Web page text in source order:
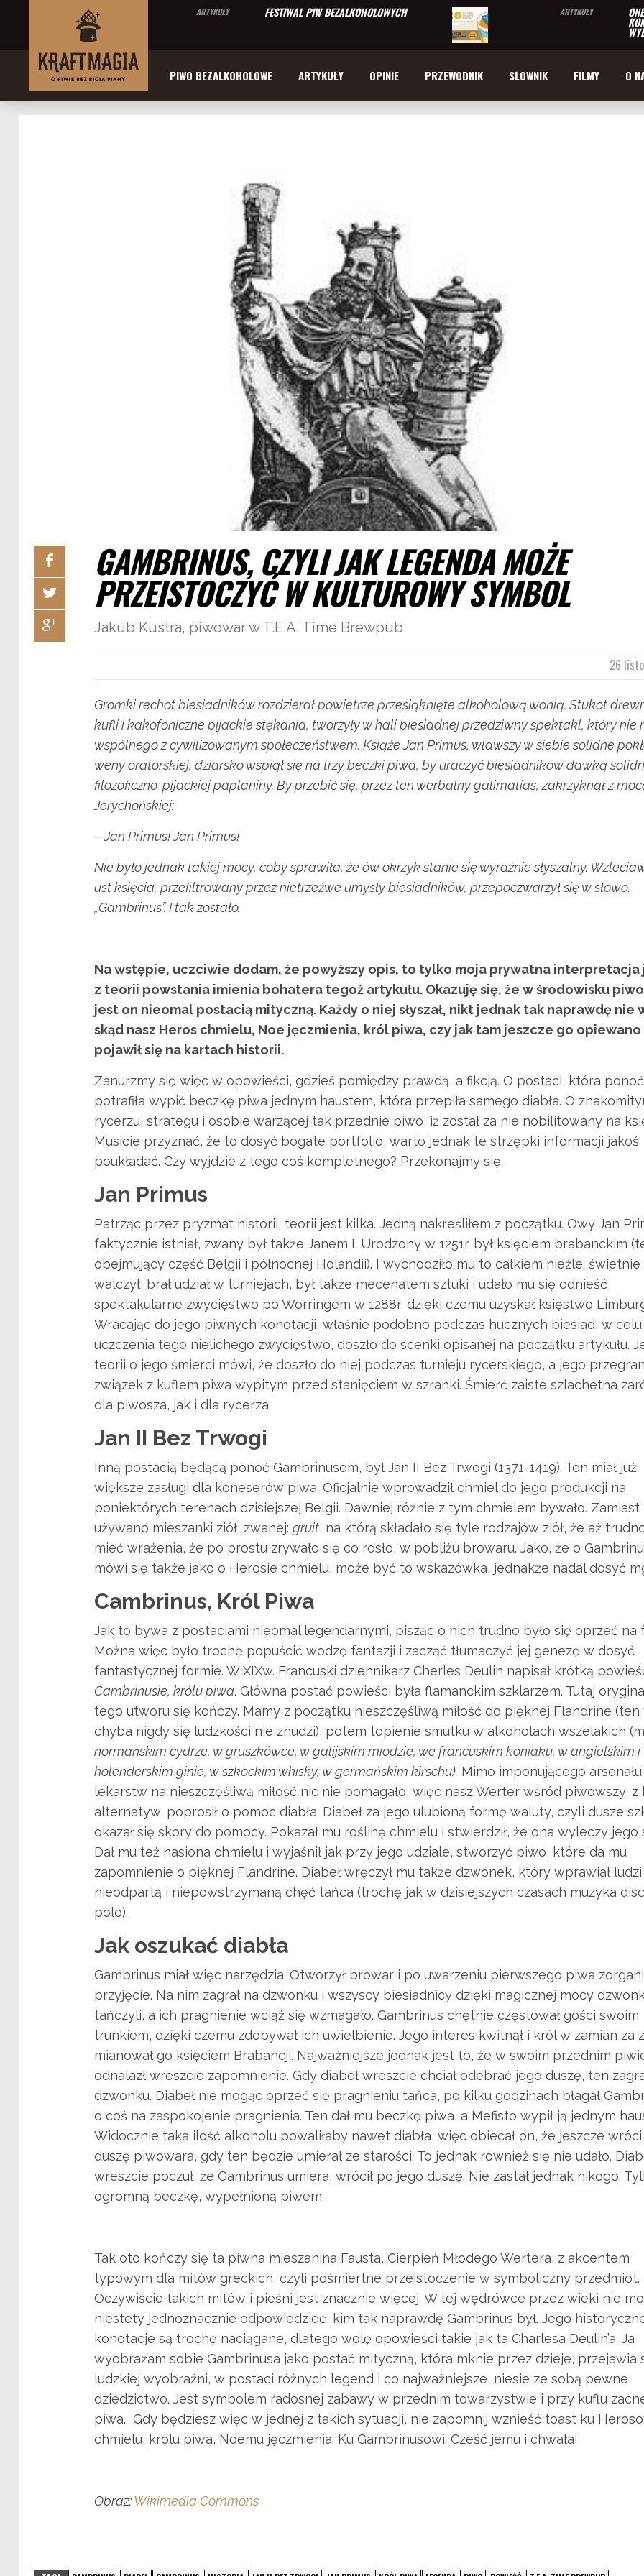
ARTYKUŁY FESTIWAL PIW BEZALKOHOLOWYCH ARTYKUŁY
PIWO BEZALKOHOLOWE ARTYKUŁY OPINIE PRZEWODNIK SŁOWNIK FILMY O
GAMBRINUS, CZYLI JAK LEGENDA MOŻE
PRZEISTOCZYĆ W KULTUROWY SYMBOL
Jakub Kustra, piwowar w T.E.A. Time Brewpub
26
Gromki rechot biesiadników rozdzierał powietrze przesiąknięte alkoholową wonią. Stukot
kufli i kakofoniczne pijackie stękania, tworzyły w hali biesiadnej przedziwny spektakl, który nie
wspólnego z cywilizowanym społeczeństwem. Książe Jan Primus, wlawszy w siebie solidne
weny oratorskiej, dziarsko wspiął się na trzy beczki piwa, by uraczyć biesiadników dawką
filozoficzno-pijackiej paplaniny. By przebić się, przez ten werbalny galimatias, zakrzyknął z
Jerychońskiej:
– Jan Primus! Jan Primus!
Nie było jednak takiej mocy, coby sprawiła, że ów okrzyk stanie się wyraźnie słyszalny.
ust księcia, przefiltrowany przez nietrzeźwe umysły biesiadników, przepoczwarzył się w słowo:
„Gambrinus”. I tak zostało.
Na wstępie, uczciwie dodam, że powyższy opis, to tylko moja prywatna interpretacja
z teorii powstania imienia bohatera tegoż artykułu. Okazuję się, że w środowisku
jest on nieomal postacią mityczną. Każdy o niej słyszał, nikt jednak tak naprawdę nie
skąd nasz Heros chmielu, Noe jęczmienia, król piwa, czy jak tam jeszcze go opiewano
pojawił się na kartach historii.
Zanurzmy się więc w opowieści, gdzieś pomiędzy prawdą, a fikcją. O postaci, która ponoć
potrafiła wypić beczkę piwa jednym haustem, która przepiła samego diabła. O
rycerzu, strategu i osobie warzącej tak przednie piwo, iż został za nie nobilitowany na
Musicie przyznać, że to dosyć bogate portfolio, warto jednak te strzępki informacji jakoś
poukładać. Czy wyjdzie z tego coś kompletnego? Przekonajmy się.
Jan Primus
Patrząc przez pryzmat historii, teorii jest kilka. Jedną nakreśliłem z początku. Owy Jan
faktycznie istniał, zwany był także Janem I. Urodzony w 1251r. był księciem brabanckim
obejmujący część Belgii i północnej Holandii). I wychodziło mu to całkiem nieźle; świetnie
walczył, brał udział w turniejach, był także mecenatem sztuki i udało mu się odnieść
spektakularne zwycięstwo po Worringem w 1288r, dzięki czemu uzyskał księstwo
Wracając do jego piwnych konotacji, właśnie podobno podczas hucznych biesiad, w celu
uczczenia tego nielichego zwycięstwo, doszło do scenki opisanej na początku artykułu.
teorii o jego śmierci mówi, że doszło do niej podczas turnieju rycerskiego, a jego
związek z kuflem piwa wypitym przed stanięciem w szranki. Śmierć zaiste szlachetna
dla piwosza, jak i dla rycerza.
Jan II Bez Trwogi
Inną postacią będącą ponoć Gambrinusem, był Jan II Bez Trwogi (1371-1419). Ten miał już
większe zasługi dla koneserów piwa. Oficjalnie wprowadził chmiel do jego produkcji na
poniektórych terenach dzisiejszej Belgii. Dawniej różnie z tym chmielem bywało. Zamiast
używano mieszanki ziół, zwanej: gruit, na którą składało się tyle rodzajów ziół, że aż
mieć wrażenia, że po prostu zrywało się co rosło, w pobliżu browaru. Jako, że o
mówi się także jako o Herosie chmielu, może być to wskazówka, jednakże nadal dosyć
Cambrinus, Król Piwa
Jak to bywa z postaciami nieomal legendarnymi, pisząc o nich trudno było się oprzeć na
Można więc było trochę popuścić wodzę fantazji i zacząć tłumaczyć jej genezę w dosyć
fantastycznej formie. W XIXw. Francuski dziennikarz Cherles Deulin napisał krótką
Cambrinusie, królu piwa. Główna postać powieści była flamanckim szklarzem. Tutaj
tego utworu się kończy. Mamy z początku nieszczęśliwą miłość do pięknej Flandrine
chyba nigdy się ludzkości nie znudzi), potem topienie smutku w alkoholach wszelakich
normańskim cydrze, w gruszkówce, w galijskim miodzie, we francuskim koniaku, w angielskim i
holenderskim ginie, w szkockim whisky, w germańskim kirschu). Mimo imponującego arsenału
lekarstw na nieszczęśliwą miłość nic nie pomagało, więc nasz Werter wśród piwowszy, z
alternatyw, poprosił o pomoc diabła. Diabeł za jego ulubioną formę waluty, czyli dusze
okazał się skory do pomocy. Pokazał mu roślinę chmielu i stwierdził, że ona wyleczy jego
Dał mu też nasiona chmielu i wyjaśnił jak przy jego udziale, stworzyć piwo, które da mu
zapomnienie o pięknej Flandrine. Diabeł wręczył mu także dzwonek, który wprawiał
nieodpartą i niepowstrzymaną chęć tańca (trochę jak w dzisiejszych czasach muzyka
polo).
Jak oszukać diabła
Gambrinus miał więc narzędzia. Otworzył browar i po uwarzeniu pierwszego piwa
przyjęcie. Na nim zagrał na dzwonku i wszyscy biesiadnicy dzięki magicznej mocy
tańczyli, a ich pragnienie wciąż się wzmagało. Gambrinus chętnie częstował gości swoim
trunkiem, dzięki czemu zdobywał ich uwielbienie. Jego interes kwitnął i król w zamian za
mianował go księciem Brabancji. Najważniejsze jednak jest to, że w swoim przednim
odnalazł wreszcie zapomnienie. Gdy diabeł wreszcie chciał odebrać jego duszę, ten
dzwonku. Diabeł nie mogąc oprzeć się pragnieniu tańca, po kilku godzinach błagał
o coś na zaspokojenie pragnienia. Ten dał mu beczkę piwa, a Mefisto wypił ją jednym
Widocznie taka ilość alkoholu powaliłaby nawet diabła, więc obiecał on, że jeszcze
duszę piwowara, gdy ten będzie umierał ze starości. To jednak również się nie udało.
wreszcie poczuł, że Gambrinus umiera, wrócił po jego duszę. Nie zastał jednak nikogo.
ogromną beczkę, wypełnioną piwem.
Tak oto kończy się ta piwna mieszanina Fausta, Cierpień Młodego Wertera, z akcentem
typowym dla mitów greckich, czyli pośmiertne przeistoczenie w symboliczny przedmiot.
Oczywiście takich mitów i pieśni jest znacznie więcej. W tej wędrówce przez wieki nie
niestety jednoznacznie odpowiedzieć, kim tak naprawdę Gambrinus był. Jego
konotacje są trochę naciągane, dlatego wolę opowieści takie jak ta Charlesa Deulin’a. Ja
wyobrażam sobie Gambrinusa jako postać mityczną, która mknie przez dzieje, przejawia
ludzkiej wyobraźni, w postaci różnych legend i co najważniejsze, niesie ze sobą pewne
dziedzictwo. Jest symbolem radosnej zabawy w przednim towarzystwie i przy kuflu
piwa. Gdy będziesz więc w jednej z takich sytuacji, nie zapomnij wznieść toast ku
chmielu, królu piwa, Noemu jęczmienia. Ku Gambrinusowi. Cześć jemu i chwała!
Obraz:Wikimedia Commons